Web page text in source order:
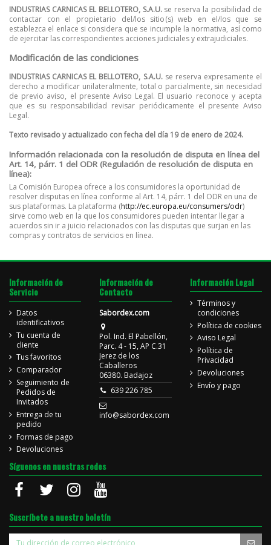
INDUSTRIAS CARNICAS EL BELLOTERO, S.A.U.se reserva la posibilidad de
contactar con el propietario del/los sitio(s) web en el/los que se
establezca el enlace si considera que se incumple la normativa, así como
de ejercitar las correspondientes acciones judiciales y extrajudiciales.
Modificación de las condiciones
INDUSTRIAS CARNICAS EL BELLOTERO, S.A.U.se reserva expresamente el
derecho a modificar unilateralmente, total o parcialmente, sin necesidad
de previo aviso, el presente Aviso Legal. El usuario reconoce y acepta
que es su responsabilidad revisar periódicamente el presente Aviso
Legal.
Texto revisado y actualizado con fecha del día 19 de enero de 2024.
Información relacionada con la resolución de disputa en línea del
Art. 14, párr. 1 del ODR (Regulación de resolución de disputa en
línea):
La Comisión Europea ofrece a los consumidores la oportunidad de
resolver disputas en línea conforme al Art. 14, párr. 1 del ODR en una de
sus plataformas. La plataforma (http://ec.europa.eu/consumers/odr)
sirve como web en la que los consumidores pueden intentar llegar a
acuerdos sin ir a juicio relacionados con las disputas que surjan en las
compras y contratos de servicios en línea.
Información de
Servicio
Datos
identificativos
Tu cuenta de
cliente
Tus favoritos
Comparador
Seguimiento de
Pedidos de
Invitados
Entrega de tu
pedido
Formas de pago
Devoluciones
Información de
Contacto
Sabordex.com
Pol. Ind. El Pabellón,
Parc. 4 - 15, AP C.31
Jerez de los
Caballeros
06380. Badajoz
639 226 785
info@sabordex.com
Información Legal
Términos y
condiciones
Política de cookies
Aviso Legal
Política de
Privacidad
Devoluciones
Envío y pago
Síguenos en nuestras redes
Suscríbete a nuestro boletín